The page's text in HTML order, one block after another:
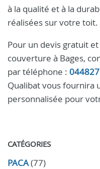
à la qualité et à la
réalisées sur votre toit.
Pour un devis gratuit
couverture à Bages,
par téléphone :
Qualibat vous fournira
personnalisée pour
CATÉGORIES
PACA(77)